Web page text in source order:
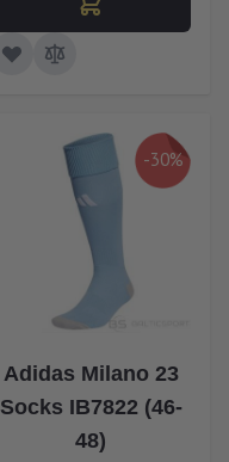
-30%
Adidas Milano 23
Socks IB7822 (46-
48)